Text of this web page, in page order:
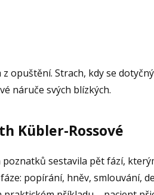
opuštění. Strach, kdy se
náruče svých blízkých.
Kübler-Rossové
poznatků sestavila pět fází,
popírání, hněv, smlouvání,